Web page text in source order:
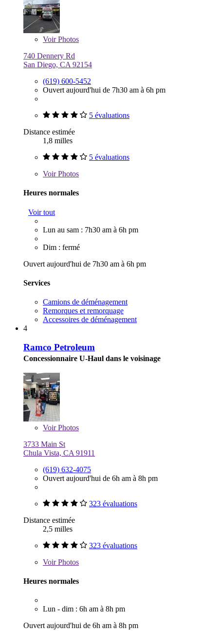
VoirPhotos
740 Dennery Rd
San Diego, CA 92154
(619) 600-5452
Ouvert aujourd'hui de 7h30 am à 6h pm
5 évaluations
Distance estimée
1,8 milles
5 évaluations
VoirPhotos
Heures normales
Voir tout
Lun au sam : 7h30 am à 6h pm
Dim : fermé
Ouvert aujourd'hui de 7h30 am à 6h pm
Services
Camions de déménagement
Remorques et remorquage
Accessoires de déménagement
4
Ramco Petroleum
Concessionnaire U-Haul dans le voisinage
VoirPhotos
3733 Main St
Chula Vista, CA 91911
(619) 632-4075
Ouvert aujourd'hui de 6h am à 8h pm
323 évaluations
Distance estimée
2,5 milles
323 évaluations
VoirPhotos
Heures normales
Lun - dim : 6h am à 8h pm
Ouvert aujourd'hui de 6h am à 8h pm